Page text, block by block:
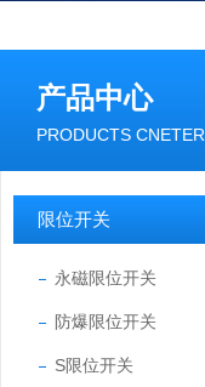
产品中心
PRODUCTS CNETER
限位开关
永磁限位开关
防爆限位开关
S限位开关